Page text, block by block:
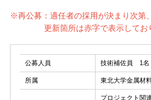
※再公募：適任者の採用が決まり次第
更新箇所は赤字で表示してお
公募人員 技術補佐員 1名
所属 東北大学金属材
プロジェクト関